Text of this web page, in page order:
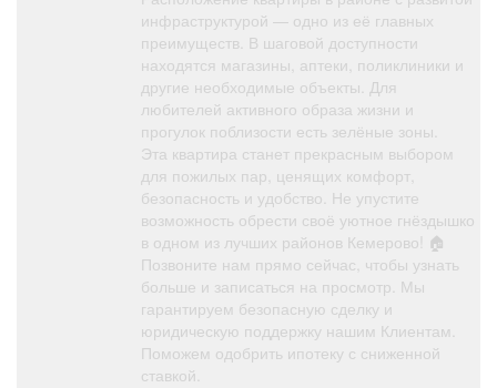
инфраструктурой — одно из её главных
преимуществ. В шаговой доступности
находятся магазины, аптеки, поликлиники и
другие необходимые объекты. Для
любителей активного образа жизни и
прогулок поблизости есть зелёные зоны.
Эта квартира станет прекрасным выбором
для пожилых пар, ценящих комфорт,
безопасность и удобство. Не упустите
возможность обрести своё уютное гнёздышко
в одном из лучших районов Кемерово! 🏠
Позвоните нам прямо сейчас, чтобы узнать
больше и записаться на просмотр. Мы
гарантируем безопасную сделку и
юридическую поддержку нашим Клиентам.
Поможем одобрить ипотеку с сниженной
ставкой.